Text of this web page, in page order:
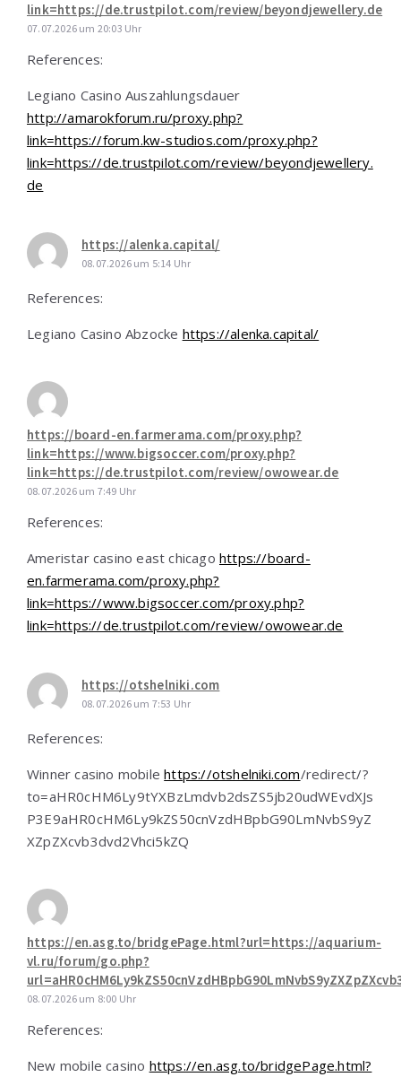
link=https://de.trustpilot.com/review/beyondjewellery.de
07.07.2026 um 20:03 Uhr
References:
Legiano Casino Auszahlungsdauer
http://amarokforum.ru/proxy.php?
link=https://forum.kw-studios.com/proxy.php?
link=https://de.trustpilot.com/review/beyondjewellery.
de
https://alenka.capital/
08.07.2026 um 5:14 Uhr
References:
Legiano Casino Abzocke https://alenka.capital/
https://board-en.farmerama.com/proxy.php?
link=https://www.bigsoccer.com/proxy.php?
link=https://de.trustpilot.com/review/owowear.de
08.07.2026 um 7:49 Uhr
References:
Ameristar casino east chicago https://board-
en.farmerama.com/proxy.php?
link=https://www.bigsoccer.com/proxy.php?
link=https://de.trustpilot.com/review/owowear.de
https://otshelniki.com
08.07.2026 um 7:53 Uhr
References:
Winner casino mobilehttps://otshelniki.com/redirect/?
to=aHR0cHM6Ly9tYXBzLmdvb2dsZS5jb20udWEvdXJs
P3E9aHR0cHM6Ly9kZS50cnVzdHBpbG90LmNvbS9yZ
XZpZXcvb3dvd2Vhci5kZQ
https://en.asg.to/bridgePage.html?url=https://aquarium-
vl.ru/forum/go.php?
08.07.2026 um 8:00 Uhr
References:
New mobile casino https://en.asg.to/bridgePage.html?